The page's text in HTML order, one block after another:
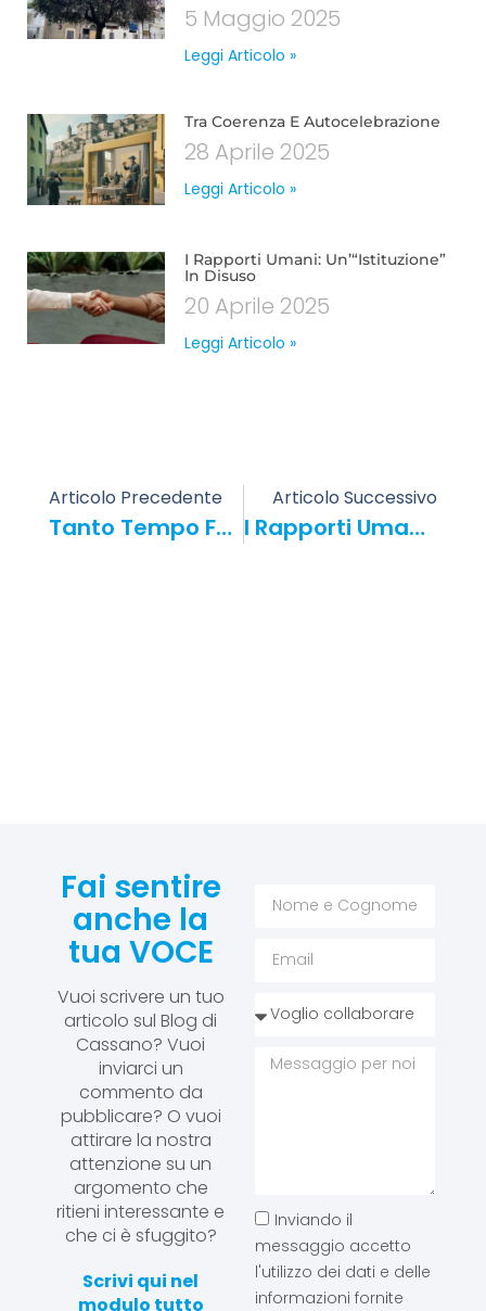
5 Maggio 2025
Leggi Articolo »
Tra Coerenza E Autocelebrazione
28 Aprile 2025
Leggi Articolo »
I Rapporti Umani: Un’“istituzione”
In Disuso
20 Aprile 2025
Leggi Articolo »
Articolo Precedente
Tanto Tempo Fa…
Articolo Successivo
I Rapporti Umani: Un’“istituzione” In Disuso
Fai sentire
anche la
tua VOCE
Vuoi scrivere un tuo
articolo sul Blog di
Cassano? Vuoi
inviarci un
commento da
pubblicare? O vuoi
attirare la nostra
attenzione su un
argomento che
ritieni interessante e
che ci è sfuggito?
Scrivi qui nel
modulo tutto
Inviando il
messaggio accetto
l'utilizzo dei dati e delle
informazioni fornite